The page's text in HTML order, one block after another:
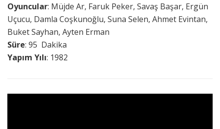
Oyuncular: Müjde Ar, Faruk Peker, Savaş Başar, Ergün
Uçucu, Damla Coşkunoğlu, Suna Selen, Ahmet Evintan,
Buket Sayhan, Ayten Erman
Süre: 95 Dakika
Yapım Yılı: 1982